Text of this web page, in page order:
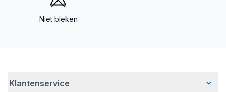
Niet bleken
Klantenservice